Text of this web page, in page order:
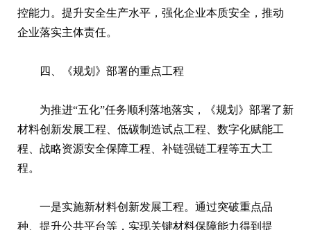
控能力。提升安全生产水平，强化企业本质安全，推动
企业落实主体责任。
四、《规划》部署的重点工程
为推进“五化”任务顺利落地落实，《规划》部署了新
材料创新发展工程、低碳制造试点工程、数字化赋能工
程、战略资源安全保障工程、补链强链工程等五大工
程。
一是实施新材料创新发展工程。通过突破重点品
种、提升公共平台等，实现关键材料保障能力得到提